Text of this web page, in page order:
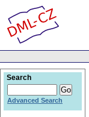
Search
Advanced Search